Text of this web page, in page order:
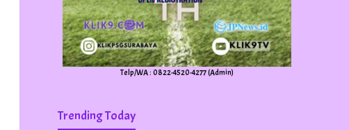
Telp/WA : 0822-4520-4277 (Admin)
Trending Today